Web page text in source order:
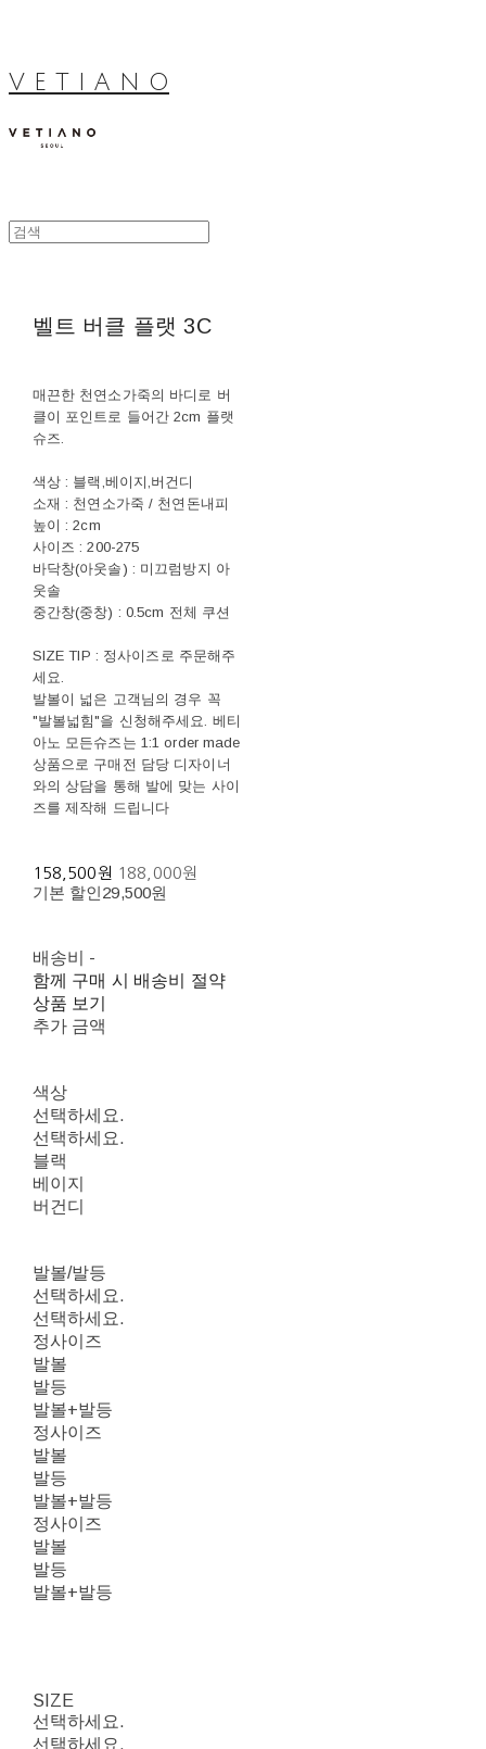
V E T I A N O
벨트 버클 플랫 3C
매끈한 천연소가죽의 바디로 버
클이 포인트로 들어간 2cm 플랫
슈즈.
색상 : 블랙,베이지,버건디
소재 : 천연소가죽 / 천연돈내피
높이 : 2cm
사이즈 : 200-275
바닥창(아웃솔) : 미끄럼방지 아
웃솔
중간창(중창) : 0.5cm 전체 쿠션
SIZE TIP : 정사이즈로 주문해주
세요.
발볼이 넓은 고객님의 경우 꼭
"발볼넓힘"을 신청해주세요. 베티
아노 모든슈즈는 1:1 order made
상품으로 구매전 담당 디자이너
와의 상담을 통해 발에 맞는 사이
즈를 제작해 드립니다
158,500원 188,000원
기본 할인29,500원
배송비 -
함께 구매 시 배송비 절약
상품 보기
추가 금액
색상
선택하세요.
선택하세요.
블랙
베이지
버건디
발볼/발등
선택하세요.
선택하세요.
정사이즈
발볼
발등
발볼+발등
정사이즈
발볼
발등
발볼+발등
정사이즈
발볼
발등
발볼+발등
SIZE
선택하세요.
선택하세요.